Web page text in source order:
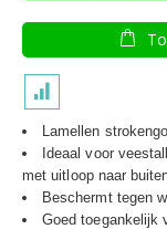
Lamellen
Ideaal voor
met uitloop naar
Beschermt tegen
Goed toegankelijk